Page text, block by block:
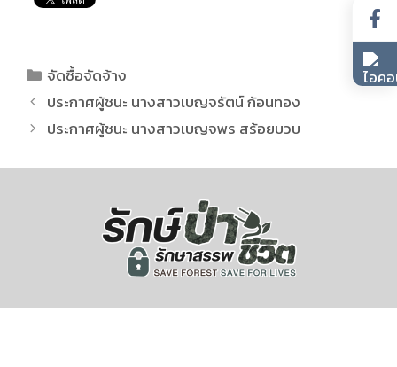
จัดซื้อจัดจ้าง
ประกาศผู้ชนะ นางสาวเบญจรัตน์ ก้อนทอง
ประกาศผู้ชนะ นางสาวเบญจพร สร้อยบวบ